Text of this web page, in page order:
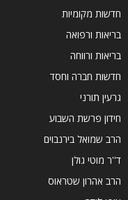
חדשות מקומיות
בריאות ורפואה
בריאות ורווחה
חדשות חברה וחסד
גרעין תורני
חידון פרשת השבוע
הרב שמואל בירנבוים
ד''ר מוטי גולן
הרב אהרון שטראוס